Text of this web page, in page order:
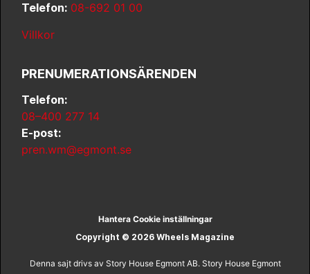
Telefon: 08-692 01 00
Villkor
PRENUMERATIONSÄRENDEN
Telefon:
08–400 277 14
E-post:
pren.wm@egmont.se
Hantera Cookie inställningar
Copyright © 2026 Wheels Magazine
Denna sajt drivs av Story House Egmont AB. Story House Egmont